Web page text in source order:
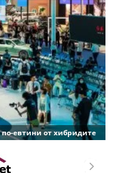
по-евтини от хибридите